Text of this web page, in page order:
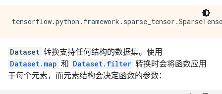
Dataset 转换支持任何结构的数据集。使用
Dataset.map 和 Dataset.filter 转换时会将函数应用
于每个元素，而元素结构会决定函数的参数：